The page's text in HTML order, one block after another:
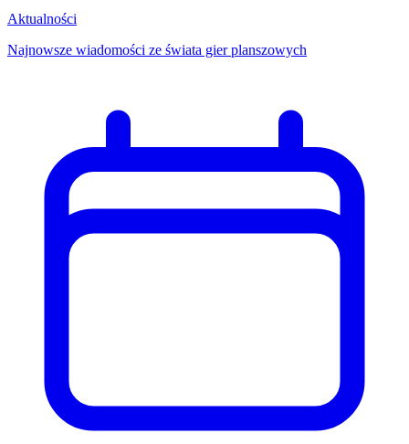
Aktualności
Najnowsze wiadomości ze świata gier planszowych